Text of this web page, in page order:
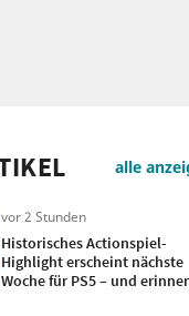
alle
vor 2 Stunden
Historisches Actionspiel-
Highlight erscheint nächste
Woche für PS5 – und